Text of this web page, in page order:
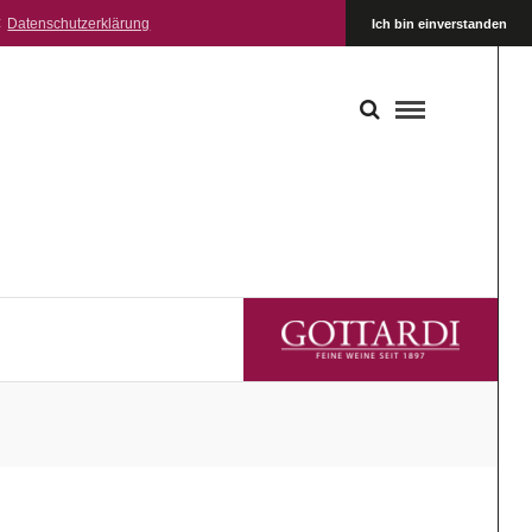
Datenschutzerklärung Ich bin einverstanden
GOTTARDI FEINE WEINE